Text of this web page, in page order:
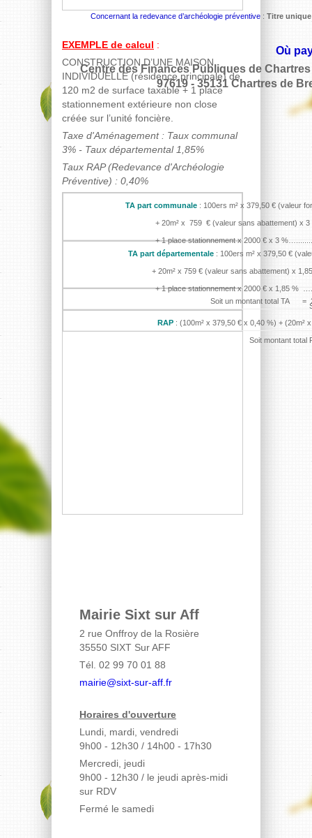
Concernant la redevance d’archéologie préventive: Titre
Où
Centre des Finances Publiques de
97619 - 35131 Chartres de
EXEMPLE de calcul
:
CONSTRUCTION D’UNE MAISON
INDIVIDUELLE (résidence principale) de
120 m2 de surface taxable + 1 place
stationnement extérieure non close
créée sur l’unité foncière.
Taxe d'Aménagement : Taux communal
3% - Taux départemental 1,85%
Taux RAP (Redevance d'Archéologie
Préventive) : 0,40%
TA part communale : 100ers m² x 379,50 € (valeur
+ 20m² x 759 € (valeur sans abattement) x
+ 1 place stationnement x 2000 € x 3
Soit montant part
TA part départementale : 100ers m² x 379,50 €
+ 20m² x 759 € (valeur sans abattement) x
+ 1 place stationnement x 2000 € x 1,85 %
Soit montant part
Soit un montant
RAP : (100m² x 379,50 € x 0,40 %) +
Soit montant total
Mairie Sixt sur Aff
2 rue Onffroy de la Rosière
35550 SIXT Sur AFF
Tél. 02 99 70 01 88
mairie@sixt-sur-aff.fr
Horaires d'ouverture
Lundi, mardi, vendredi
9h00 - 12h30 / 14h00 - 17h30
Mercredi, jeudi
9h00 - 12h30 / le jeudi après-midi
sur RDV
Fermé le samedi